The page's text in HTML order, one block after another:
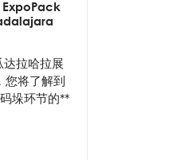
ExpoPack
拉哈拉展
您将了解到
垛环节的**